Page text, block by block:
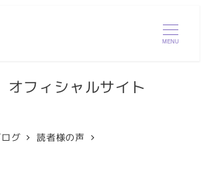
MENU
フィシャルサイト
グ 読者様の声